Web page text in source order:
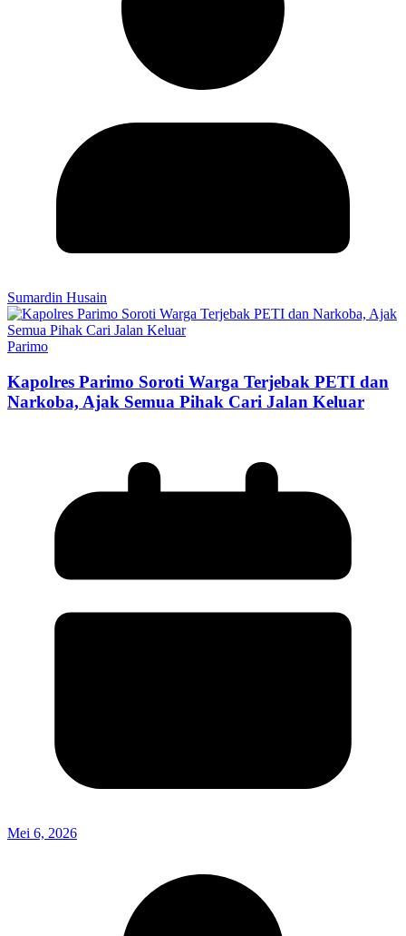
Sumardin Husain
Parimo
Kapolres Parimo Soroti Warga Terjebak PETI dan
Narkoba, Ajak Semua Pihak Cari Jalan Keluar
Mei 6, 2026